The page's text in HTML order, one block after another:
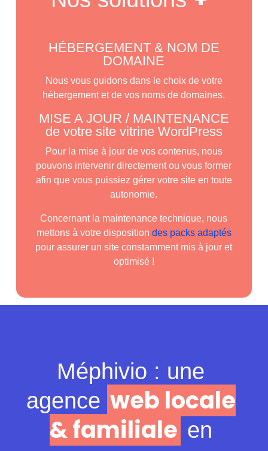
HÉBERGEMENT & NOM DE
DOMAINE
Nous vous guidons dans le choix de votre
hébergement et de vos noms de domaines.
MISE A JOUR / MAINTENANCE
de votre site vitrine WordPress
Pour la mise à jour de vos contenus, nous
pouvons intervenir directement ou vous former
afin que vous puissiez gérer votre site en toute
autonomie.
Concernant la maintenance technique, nous
mettons à votre disposition des packs adaptés
pour assurer un site constamment mis à jour et
optimisé !
Méphivio : une
agence web locale
& familiale en